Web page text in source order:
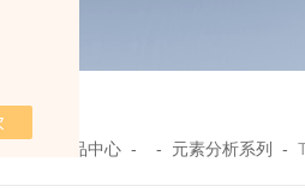
产品中心 - - 元素分析系列 -